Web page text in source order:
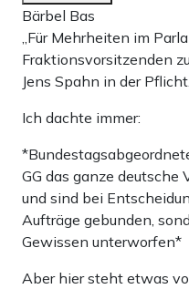
Bärbel Bas
„Für Mehrheiten im
Fraktionsvorsitzenden
Jens Spahn in der
Ich dachte immer:
GG das ganze deutsche
und sind bei
Aufträge gebunden,
Gewissen unterworfen*
Aber hier steht etwas